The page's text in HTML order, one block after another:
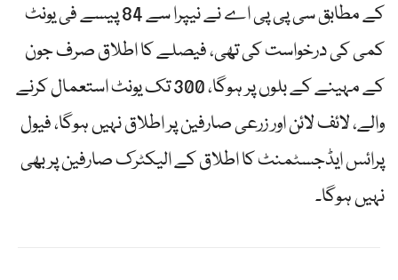
کے مطابق سی پی پی اے نے نیپرا سے 84 پیسے فی یونٹ
کمی کی درخواست کی تھی، فیصلے کا اطلاق صرف جون
کے مہینے کے بلوں پر ہوگا، 300 تک یونٹ استعمال کرنے
والے، لائف لائن اور زرعی صارفین پر اطلاق نہیں ہوگا، فیول
پرائس ایڈجسٹمنٹ کا اطلاق کے الیکٹرک صارفین پر بھی
نہیں ہوگا۔